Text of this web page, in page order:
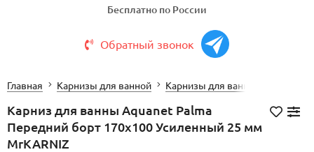
Бесплатно по России
Обратный звонок
Главная Карнизы для ванной Карнизы для ванной
Карниз для ванны Aquanet Palma
Передний борт 170х100 Усиленный 25 мм
MrKARNIZ